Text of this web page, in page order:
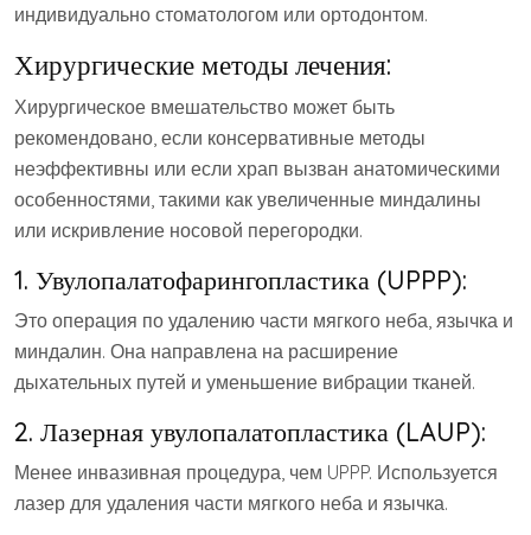
индивидуально стоматологом или ортодонтом.
Хирургические методы лечения:
Хирургическое вмешательство может быть
рекомендовано, если консервативные методы
неэффективны или если храп вызван анатомическими
особенностями, такими как увеличенные миндалины
или искривление носовой перегородки.
1. Увулопалатофарингопластика (UPPP):
Это операция по удалению части мягкого неба, язычка и
миндалин. Она направлена на расширение
дыхательных путей и уменьшение вибрации тканей.
2. Лазерная увулопалатопластика (LAUP):
Менее инвазивная процедура, чем UPPP. Используется
лазер для удаления части мягкого неба и язычка.